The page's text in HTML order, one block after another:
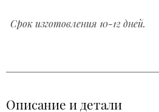
Срок изготовления 10-12 дней.
Описание и детали